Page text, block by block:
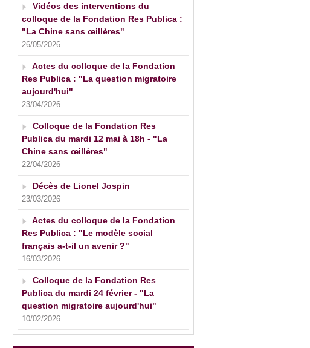
Vidéos des interventions du
colloque de la Fondation Res Publica :
"La Chine sans œillères"
26/05/2026
Actes du colloque de la Fondation
Res Publica : "La question migratoire
aujourd'hui"
23/04/2026
Colloque de la Fondation Res
Publica du mardi 12 mai à 18h - "La
Chine sans œillères"
22/04/2026
Décès de Lionel Jospin
23/03/2026
Actes du colloque de la Fondation
Res Publica : "Le modèle social
français a-t-il un avenir ?"
16/03/2026
Colloque de la Fondation Res
Publica du mardi 24 février - "La
question migratoire aujourd'hui"
10/02/2026